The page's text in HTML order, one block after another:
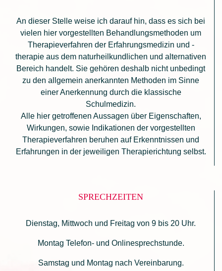
An dieser Stelle weise ich darauf hin, dass es sich bei
vielen hier vorgestellten Behandlungsmethoden um
Therapieverfahren der Erfahrungsmedizin und -
therapie aus dem naturheilkundlichen und alternativen
Bereich handelt. Sie gehören deshalb nicht unbedingt
zu den allgemein anerkannten Methoden im Sinne
einer Anerkennung durch die klassische
Schulmedizin.
Alle hier getroffenen Aussagen über Eigenschaften,
Wirkungen, sowie Indikationen der vorgestellten
Therapieverfahren beruhen auf Erkenntnissen und
Erfahrungen in der jeweiligen Therapierichtung selbst.
SPRECHZEITEN
Dienstag, Mittwoch und Freitag von 9 bis 20 Uhr.
Montag Telefon- und Onlinesprechstunde.
Samstag und Montag nach Vereinbarung.